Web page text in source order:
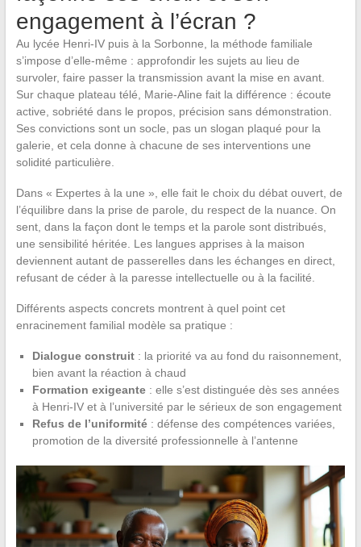
engagement à l’écran ?
Au lycée Henri-IV puis à la Sorbonne, la méthode familiale
s’impose d’elle-même : approfondir les sujets au lieu de
survoler, faire passer la transmission avant la mise en avant.
Sur chaque plateau télé, Marie-Aline fait la différence : écoute
active, sobriété dans le propos, précision sans démonstration.
Ses convictions sont un socle, pas un slogan plaqué pour la
galerie, et cela donne à chacune de ses interventions une
solidité particulière.
Dans « Expertes à la une », elle fait le choix du débat ouvert, de
l’équilibre dans la prise de parole, du respect de la nuance. On
sent, dans la façon dont le temps et la parole sont distribués,
une sensibilité héritée. Les langues apprises à la maison
deviennent autant de passerelles dans les échanges en direct,
refusant de céder à la paresse intellectuelle ou à la facilité.
Différents aspects concrets montrent à quel point cet
enracinement familial modèle sa pratique :
Dialogue construit: la priorité va au fond du raisonnement,
bien avant la réaction à chaud
Formation exigeante: elle s’est distinguée dès ses années
à Henri-IV et à l’université par le sérieux de son engagement
Refus de l’uniformité: défense des compétences variées,
promotion de la diversité professionnelle à l’antenne